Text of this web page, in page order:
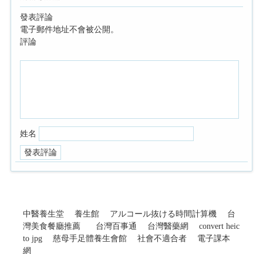
發表評論
電子郵件地址不會被公開。
評論
姓名
中醫養生堂 養生館 アルコール抜ける時間計算機
台
灣美食餐廳推薦
台灣百事通 台灣醫藥網
convert heic
to jpg
慈母手足體養生會館 社會不適合者
電子課本
網